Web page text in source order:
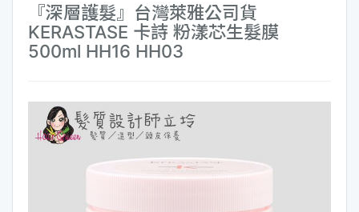
『深層護髮』台灣萊雅公司貨
KERASTASE 卡詩 粉漾芯生髮膜
500ml HH16 HH03